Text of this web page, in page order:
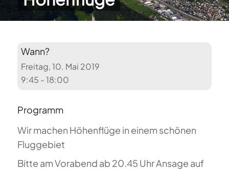
Wann?
Freitag, 10. Mai 2019
9:45 - 18:00
Programm
Wir machen Höhenflüge in einem schönen
Fluggebiet
Bitte am Vorabend ab 20.45 Uhr Ansage auf